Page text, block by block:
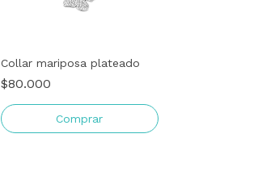
Collar mariposa plateado
$80.000